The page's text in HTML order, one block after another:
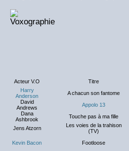
Acteur V.O Titre
Harry
Anderson
A chacun son fantome
David
Andrews
Appolo 13
Dana
Ashbrook
Touche pas à ma fille
Jens Atzorn
Les voies de la trahison
(TV)
Kevin Bacon Footloose